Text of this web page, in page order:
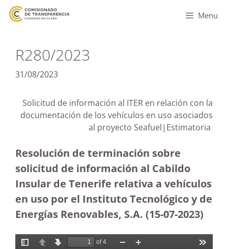
Menu
R280/2023
31/08/2023
Solicitud de información al ITER en relación con la
documentación de los vehículos en uso asociados
al proyecto Seafuel|Estimatoria
Resolución de terminación sobre
solicitud de información al Cabildo
Insular de Tenerife relativa a vehículos
en uso por el Instituto Tecnológico y de
Energías Renovables, S.A. (15-07-2023)